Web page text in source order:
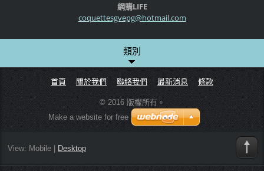
網購LIFE
coquettesgvepg@hotmail.com
類別
首頁 關於我們 聯絡我們 最新消息 條款
© 2016 版權所有。
Make a website for free
View: Mobile| Desktop